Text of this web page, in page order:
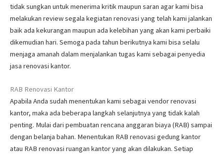
tidak sungkan untuk menerima kritik maupun saran agar kami bisa
melakukan review segala kegiatan renovasi yang telah kami jalankan
baik ada kekurangan maupun ada kelebihan yang akan kami perbaiki
dikemudian hari. Semoga pada tahun berikutnya kami bisa selalu
menjaga amanah dalam menjalankan tugas kami sebagai penyedia
jasa renovasi kantor.
RAB Renovasi Kantor
Apabila Anda sudah menentukan kami sebagai vendor renovasi
kantor, maka ada beberapa langkah selanjutnya yang tidak kalah
penting. Mulai dari pembuatan rencana anggaran biaya (RAB) sampai
dengan belanja bahan. Menentukan RAB renovasi gedung kantor
atau RAB renovasi ruangan kantor yang akan dilakukan. Setiap